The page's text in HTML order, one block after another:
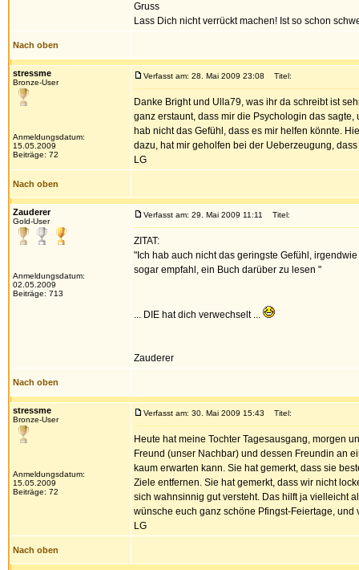
Gruss
Lass Dich nicht verrückt machen! Ist so schon
Nach oben
stressme
Bronze-User
Anmeldungsdatum:
15.05.2009
Beiträge: 72
Verfasst am: 28. Mai 2009 23:08 Titel:
Danke Bright und Ulla79, was ihr da schreibt ist
ganz erstaunt, dass mir die Psychologin das
hab nicht das Gefühl, dass es mir helfen könnte.
dazu, hat mir geholfen bei der Ueberzeugung,
LG
Nach oben
Zauderer
Gold-User
Anmeldungsdatum:
02.05.2009
Beiträge: 713
Verfasst am: 29. Mai 2009 11:11 Titel:
ZITAT:
"Ich hab auch nicht das geringste Gefühl,
sogar empfahl, ein Buch darüber zu lesen "
... DIE hat dich verwechselt ...
Zauderer
Nach oben
stressme
Bronze-User
Anmeldungsdatum:
15.05.2009
Beiträge: 72
Verfasst am: 30. Mai 2009 15:43 Titel:
Heute hat meine Tochter Tagesausgang, morgen
Freund (unser Nachbar) und dessen Freundin an
kaum erwarten kann. Sie hat gemerkt, dass sie
Ziele entfernen. Sie hat gemerkt, dass wir nicht
sich wahnsinnig gut versteht. Das hilft ja vielleicht
wünsche euch ganz schöne Pfingst-Feiertage, und
LG
Nach oben